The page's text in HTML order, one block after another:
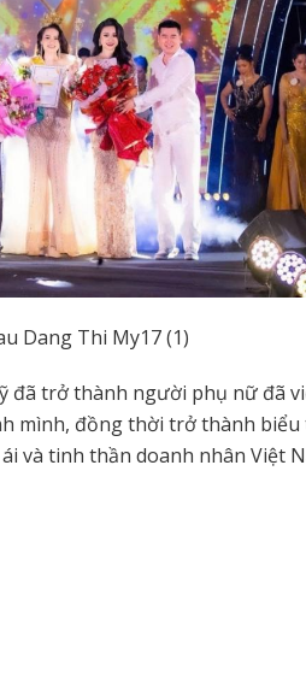
đã trở thành người phụ nữ đã
mình, đồng thời trở thành
và tinh thần doanh nhân Việt